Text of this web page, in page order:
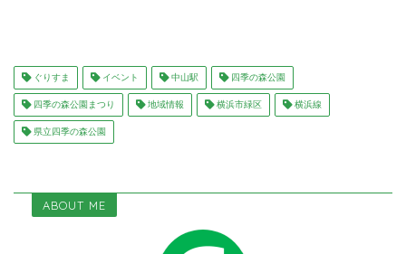
ぐりすま イベント 中山駅 四季の森公園
四季の森公園まつり 地域情報 横浜市緑区 横浜線
県立四季の森公園
ABOUT ME